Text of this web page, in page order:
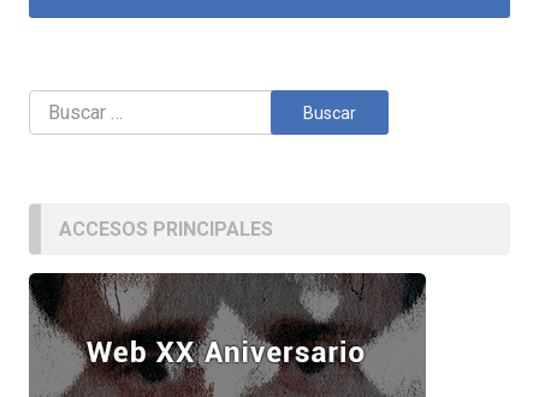
Buscar:
ACCESOS PRINCIPALES